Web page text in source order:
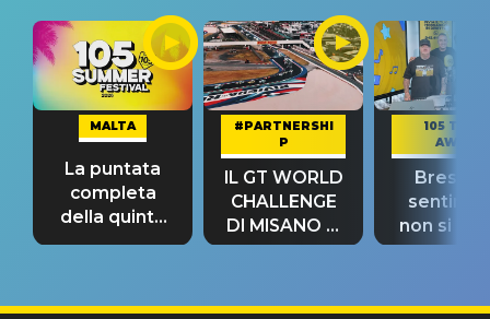
MALTA
La puntata
completa
della quinta
tappa
#PARTNERSHI
P
IL GT WORLD
CHALLENGE
DI MISANO si
riconferma
105 TAKE
AWAY
Bresh:
non si
fino alla